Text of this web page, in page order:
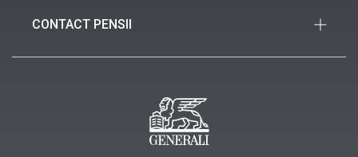
Birou de presă
sector 1, București
info.ro@generali.ro
CONTACT PENSII
(40) 021 313 51 70 (FAX)